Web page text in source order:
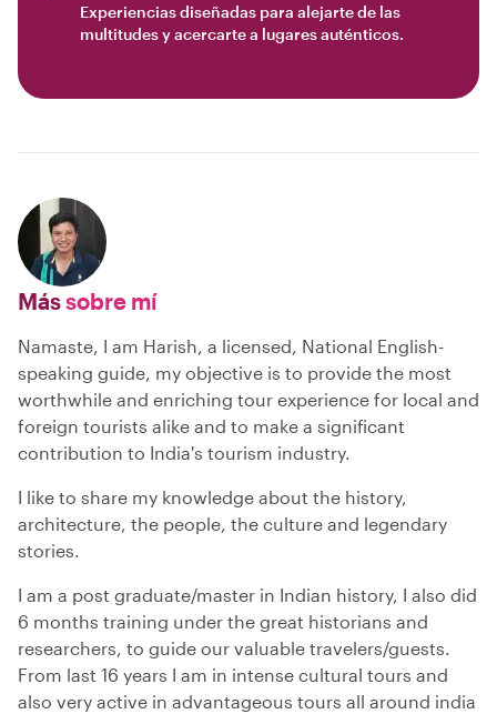
Experiencias diseñadas para alejarte de las
multitudes y acercarte a lugares auténticos.
Mássobre mí
Namaste, I am Harish, a licensed, National English-
speaking guide, my objective is to provide the most
worthwhile and enriching tour experience for local and
foreign tourists alike and to make a significant
contribution to India's tourism industry.
I like to share my knowledge about the history,
architecture, the people, the culture and legendary
stories.
I am a post graduate/master in Indian history, I also did
6 months training under the great historians and
researchers, to guide our valuable travelers/guests.
From last 16 years I am in intense cultural tours and
also very active in advantageous tours all around india